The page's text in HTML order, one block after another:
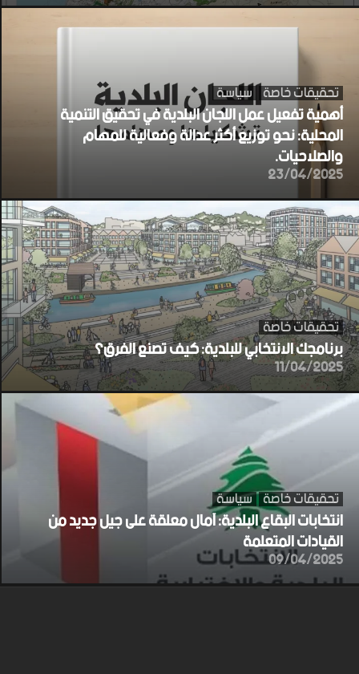
تحقيقات خاصة سياسة
أهمية تفعيل عمل اللجان البلدية في تحقيق التنمية
المحلية: نحو توزيع أكثر عدالة وفعالية للمهام
والصلاحيات.
23/04/2025
تحقيقات خاصة
برنامجك الانتخابي للبلدية: كيف تصنع الفرق؟
11/04/2025
تحقيقات خاصة سياسة
انتخابات البقاع البلدية: آمال معلقة على جيل جديد من
القيادات المتعلمة
09/04/2025